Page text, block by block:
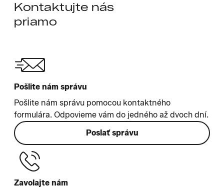
Kontaktujte nás
priamo
Pošlite nám správu
Pošlite nám správu pomocou kontaktného
formulára. Odpovieme vám do jedného až dvoch dní.
Poslať správu
Zavolajte nám